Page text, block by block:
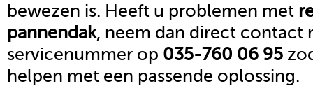
bewezen is. Heeft u problemen met
pannendak, neem dan direct contact
servicenummer op 035-760 06 95
helpen met een passende oplossing.